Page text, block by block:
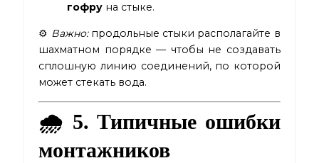
гофру на стыке.
⚙️ Важно:продольные стыки располагайте в
шахматном порядке — чтобы не создавать
сплошную линию соединений, по которой
может стекать вода.
🌧️ 5. Типичные ошибки
монтажников